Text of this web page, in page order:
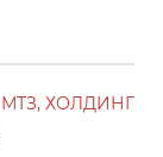
МТЗ, ХОЛДИНГ